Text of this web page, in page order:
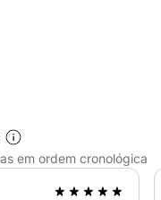
Poltu Quatu.
A BORDO:
em ordem cronológica